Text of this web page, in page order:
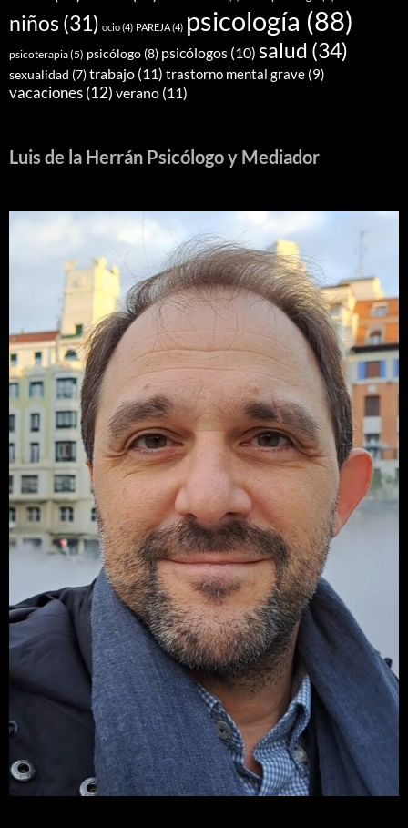
niños (31) ocio(4) PAREJA(4) psicología (88)
psicoterapia(5) psicólogo (8) psicólogos (10) salud (34)
sexualidad (7)trabajo (11) trastorno mental grave (9)
vacaciones(12) verano (11)
Luis de la Herrán Psicólogo y Mediador